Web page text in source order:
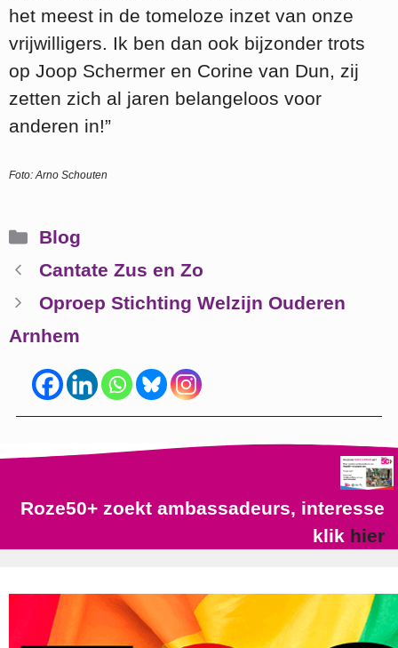
het meest in de tomeloze inzet van onze
vrijwilligers. Ik ben dan ook bijzonder trots
op Joop Schermer en Corine van Dun, zij
zetten zich al jaren belangeloos voor
anderen in!”
Foto: Arno Schouten
Categorieën
Blog
Cantate Zus en Zo
Oproep Stichting Welzijn Ouderen
Arnhem
Roze50+ zoekt ambassadeurs, interesse
klik hier